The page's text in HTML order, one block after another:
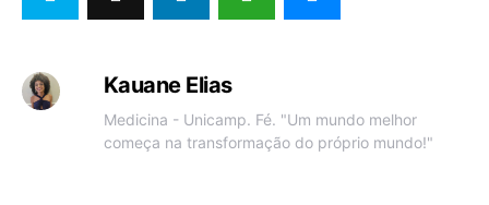
Kauane Elias
Medicina - Unicamp. Fé. "Um mundo melhor
começa na transformação do próprio mundo!"